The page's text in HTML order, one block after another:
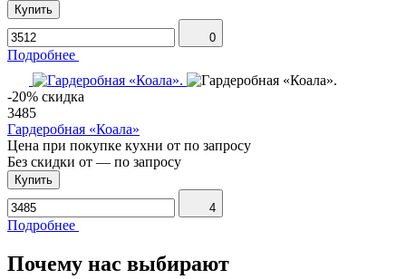
Купить
0
Подробнее
-20% скидка
3485
Гардеробная «Коала»
Цена при покупке кухни от по запросу
Без скидки от — по запросу
Купить
4
Подробнее
Почему нас выбирают